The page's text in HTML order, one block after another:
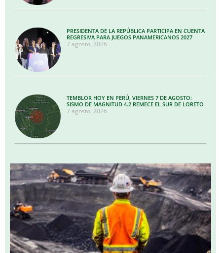
PRESIDENTA DE LA REPÚBLICA PARTICIPA EN CUENTA
REGRESIVA PARA JUEGOS PANAMERICANOS 2027
7 agosto, 2026
TEMBLOR HOY EN PERÚ, VIERNES 7 DE AGOSTO:
SISMO DE MAGNITUD 4.2 REMECE EL SUR DE LORETO
7 agosto, 2026